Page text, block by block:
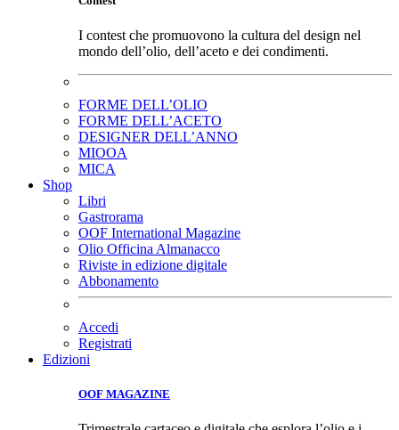
I contest che promuovono la cultura del design nel
mondo dell’olio, dell’aceto e dei condimenti.
FORME DELL’OLIO
FORME DELL’ACETO
DESIGNER DELL’ANNO
MIOOA
MICA
Shop
Libri
Gastrorama
OOF International Magazine
Olio Officina Almanacco
Riviste in edizione digitale
Abbonamento
Accedi
Registrati
Edizioni
OOF MAGAZINE